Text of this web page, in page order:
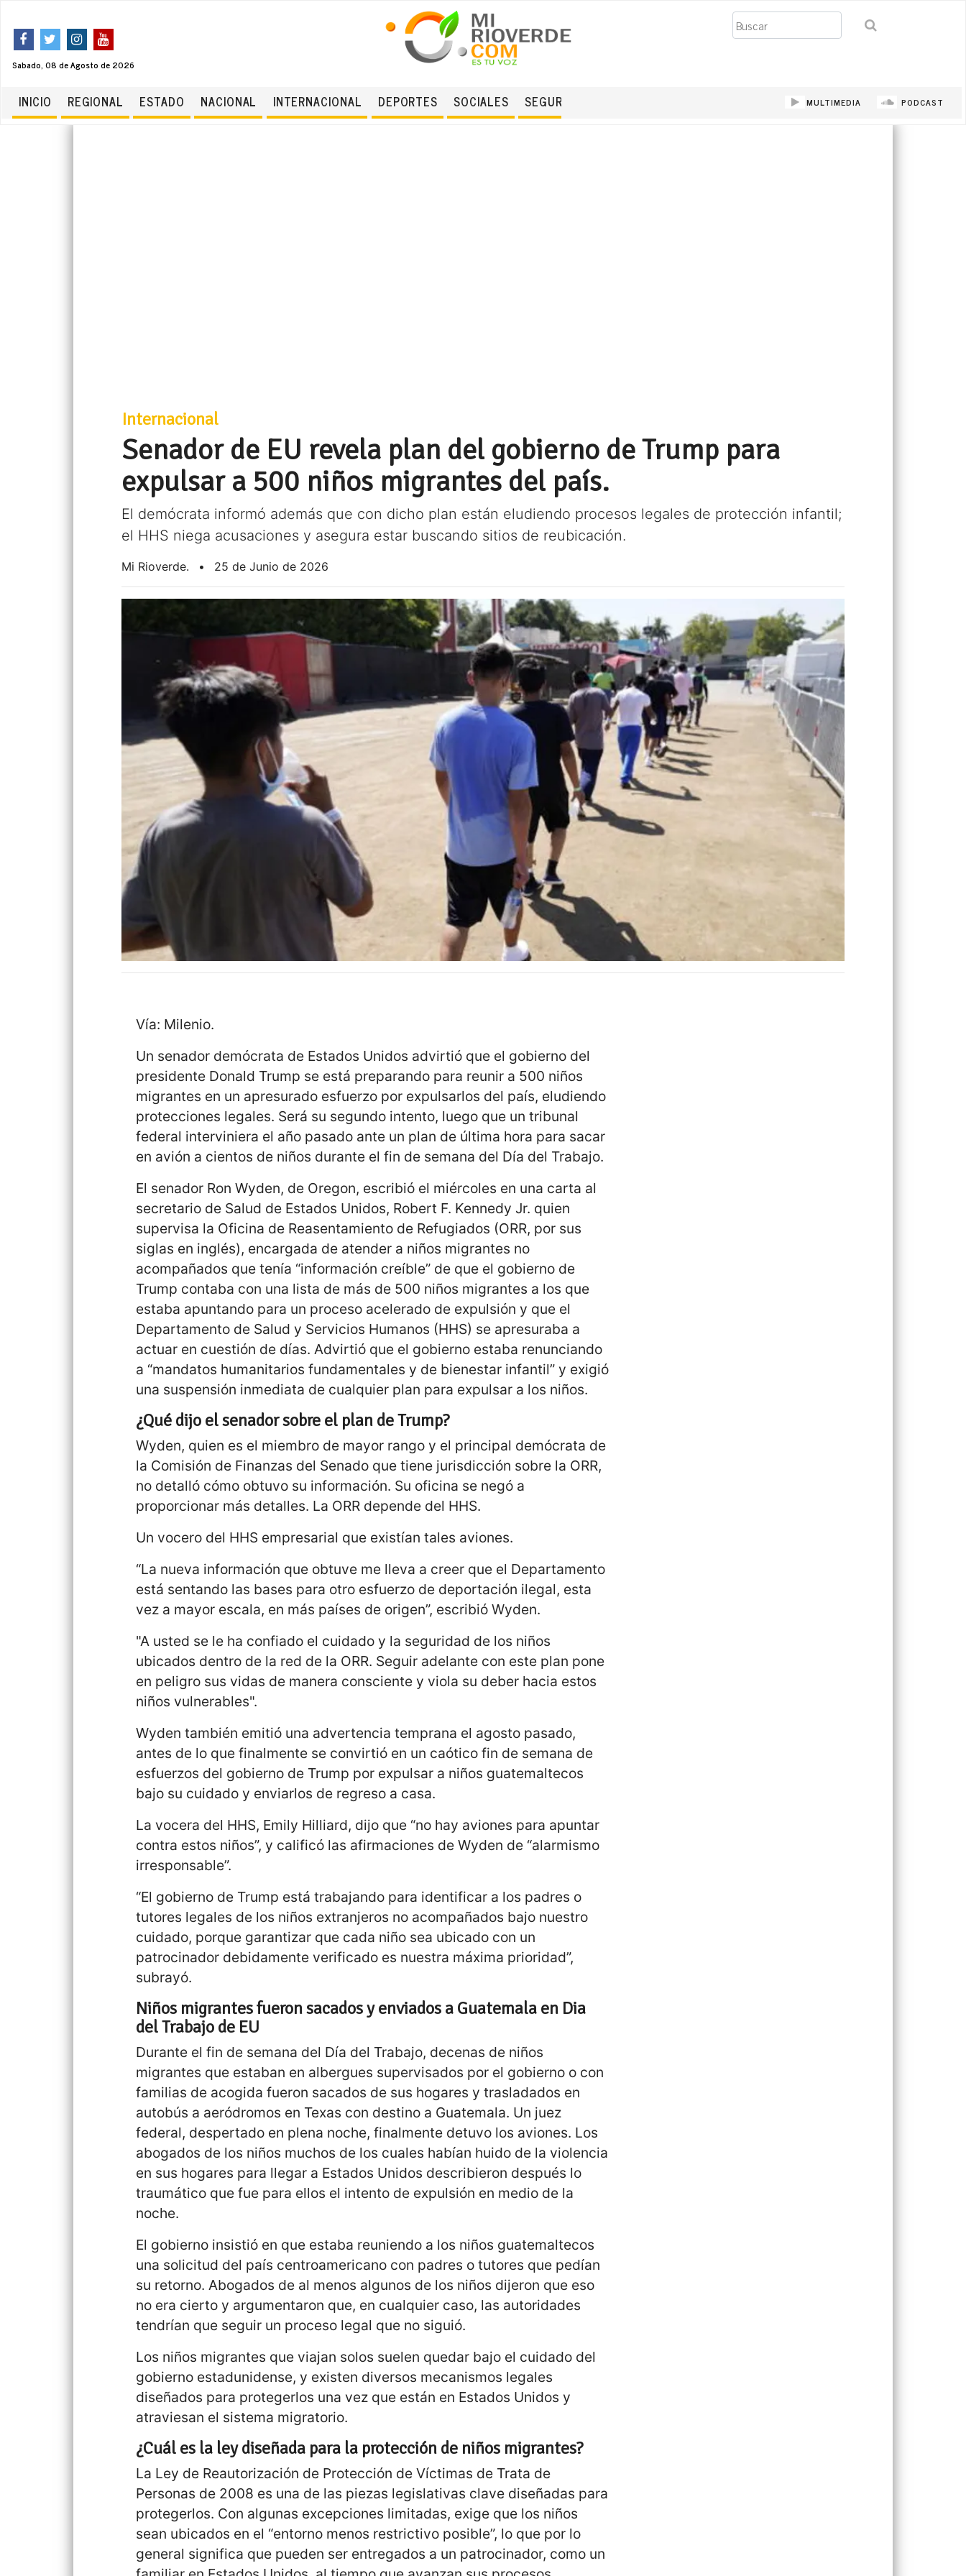
Sabado, 08 de Agosto de 2026
Buscar
INICIO REGIONAL ESTADO NACIONAL INTERNACIONAL DEPORTES SOCIALES SEGURIDAD MULTIMEDIA PODCAST
Internacional
Senador de EU revela plan del gobierno de Trump para
expulsar a 500 niños migrantes del país.
El demócrata informó además que con dicho plan están eludiendo procesos legales de protección infantil;
el HHS niega acusaciones y asegura estar buscando sitios de reubicación.
Mi Rioverde. • 25 de Junio de 2026
Vía: Milenio.
Un senador demócrata de Estados Unidos advirtió que el gobierno del
presidente Donald Trump se está preparando para reunir a 500 niños
migrantes en un apresurado esfuerzo por expulsarlos del país, eludiendo
protecciones legales. Será su segundo intento, luego que un tribunal
federal interviniera el año pasado ante un plan de última hora para sacar
en avión a cientos de niños durante el fin de semana del Día del Trabajo.
El senador Ron Wyden, de Oregon, escribió el miércoles en una carta al
secretario de Salud de Estados Unidos, Robert F. Kennedy Jr. quien
supervisa la Oficina de Reasentamiento de Refugiados (ORR, por sus
siglas en inglés), encargada de atender a niños migrantes no
acompañados que tenía “información creíble” de que el gobierno de
Trump contaba con una lista de más de 500 niños migrantes a los que
estaba apuntando para un proceso acelerado de expulsión y que el
Departamento de Salud y Servicios Humanos (HHS) se apresuraba a
actuar en cuestión de días. Advirtió que el gobierno estaba renunciando
a “mandatos humanitarios fundamentales y de bienestar infantil” y exigió
una suspensión inmediata de cualquier plan para expulsar a los niños.
¿Qué dijo el senador sobre el plan de Trump?
Wyden, quien es el miembro de mayor rango y el principal demócrata de
la Comisión de Finanzas del Senado que tiene jurisdicción sobre la ORR,
no detalló cómo obtuvo su información. Su oficina se negó a
proporcionar más detalles. La ORR depende del HHS.
Un vocero del HHS empresarial que existían tales aviones.
“La nueva información que obtuve me lleva a creer que el Departamento
está sentando las bases para otro esfuerzo de deportación ilegal, esta
vez a mayor escala, en más países de origen”, escribió Wyden.
"A usted se le ha confiado el cuidado y la seguridad de los niños
ubicados dentro de la red de la ORR. Seguir adelante con este plan pone
en peligro sus vidas de manera consciente y viola su deber hacia estos
niños vulnerables".
Wyden también emitió una advertencia temprana el agosto pasado,
antes de lo que finalmente se convirtió en un caótico fin de semana de
esfuerzos del gobierno de Trump por expulsar a niños guatemaltecos
bajo su cuidado y enviarlos de regreso a casa.
La vocera del HHS, Emily Hilliard, dijo que “no hay aviones para apuntar
contra estos niños”, y calificó las afirmaciones de Wyden de “alarmismo
irresponsable”.
“El gobierno de Trump está trabajando para identificar a los padres o
tutores legales de los niños extranjeros no acompañados bajo nuestro
cuidado, porque garantizar que cada niño sea ubicado con un
patrocinador debidamente verificado es nuestra máxima prioridad”,
subrayó.
Niños migrantes fueron sacados y enviados a Guatemala en Dia
del Trabajo de EU
Durante el fin de semana del Día del Trabajo, decenas de niños
migrantes que estaban en albergues supervisados ​​por el gobierno o con
familias de acogida fueron sacados de sus hogares y trasladados en
autobús a aeródromos en Texas con destino a Guatemala. Un juez
federal, despertado en plena noche, finalmente detuvo los aviones. Los
abogados de los niños muchos de los cuales habían huido de la violencia
en sus hogares para llegar a Estados Unidos describieron después lo
traumático que fue para ellos el intento de expulsión en medio de la
noche.
El gobierno insistió en que estaba reuniendo a los niños guatemaltecos
una solicitud del país centroamericano con padres o tutores que pedían
su retorno. Abogados de al menos algunos de los niños dijeron que eso
no era cierto y argumentaron que, en cualquier caso, las autoridades
tendrían que seguir un proceso legal que no siguió.
Los niños migrantes que viajan solos suelen quedar bajo el cuidado del
gobierno estadunidense, y existen diversos mecanismos legales
diseñados para protegerlos una vez que están en Estados Unidos y
atraviesan el sistema migratorio.
¿Cuál es la ley diseñada para la protección de niños migrantes?
La Ley de Reautorización de Protección de Víctimas de Trata de
Personas de 2008 es una de las piezas legislativas clave diseñadas para
protegerlos. Con algunas excepciones limitadas, exige que los niños
sean ubicados en el “entorno menos restrictivo posible”, lo que por lo
general significa que pueden ser entregados a un patrocinador, como un